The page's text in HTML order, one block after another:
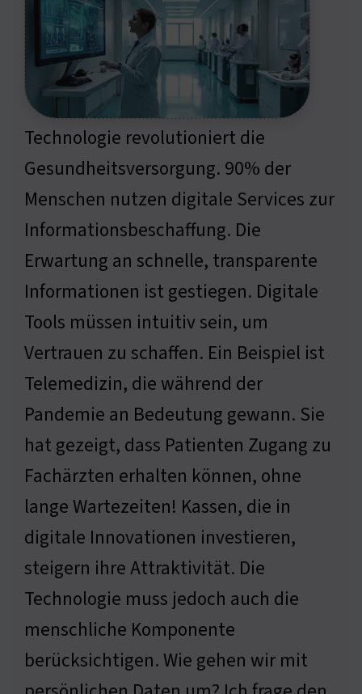
Technologie revolutioniert die
Gesundheitsversorgung. 90% der
Menschen nutzen digitale Services zur
Informationsbeschaffung. Die
Erwartung an schnelle, transparente
Informationen ist gestiegen. Digitale
Tools müssen intuitiv sein, um
Vertrauen zu schaffen. Ein Beispiel ist
Telemedizin, die während der
Pandemie an Bedeutung gewann. Sie
hat gezeigt, dass Patienten Zugang zu
Fachärzten erhalten können, ohne
lange Wartezeiten! Kassen, die in
digitale Innovationen investieren,
steigern ihre Attraktivität. Die
Technologie muss jedoch auch die
menschliche Komponente
berücksichtigen. Wie gehen wir mit